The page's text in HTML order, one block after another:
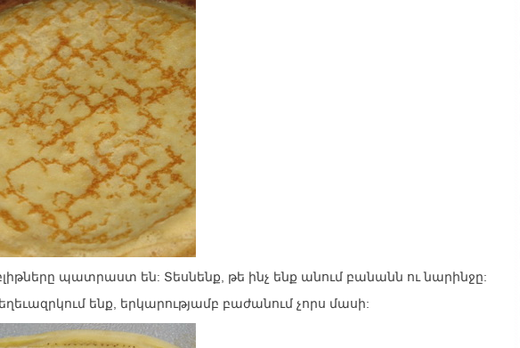
պատրաստ են: Տեսնենք, թե ինչ ենք անում բանանն ու նարինջը:
ենք, երկարությամբ բաժանում չորս մասի: